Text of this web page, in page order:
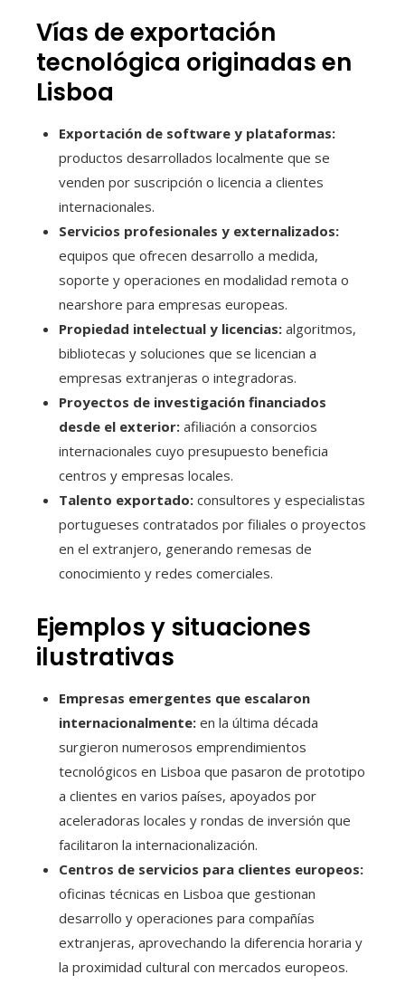
Vías de exportación
tecnológica originadas en
Lisboa
Exportación de software y plataformas:
productos desarrollados localmente que se
venden por suscripción o licencia a clientes
internacionales.
Servicios profesionales y externalizados:
equipos que ofrecen desarrollo a medida,
soporte y operaciones en modalidad remota o
nearshore para empresas europeas.
Propiedad intelectual y licencias: algoritmos,
bibliotecas y soluciones que se licencian a
empresas extranjeras o integradoras.
Proyectos de investigación financiados
desde el exterior: afiliación a consorcios
internacionales cuyo presupuesto beneficia
centros y empresas locales.
Talento exportado: consultores y especialistas
portugueses contratados por filiales o proyectos
en el extranjero, generando remesas de
conocimiento y redes comerciales.
Ejemplos y situaciones
ilustrativas
Empresas emergentes que escalaron
internacionalmente: en la última década
surgieron numerosos emprendimientos
tecnológicos en Lisboa que pasaron de prototipo
a clientes en varios países, apoyados por
aceleradoras locales y rondas de inversión que
facilitaron la internacionalización.
Centros de servicios para clientes europeos:
oficinas técnicas en Lisboa que gestionan
desarrollo y operaciones para compañías
extranjeras, aprovechando la diferencia horaria y
la proximidad cultural con mercados europeos.